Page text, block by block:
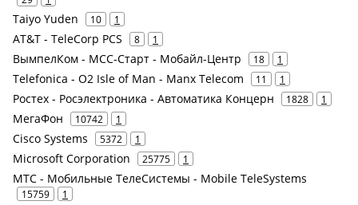
Taiyo Yuden 10 1
AT&T - TeleCorp PCS 8 1
ВымпелКом - МСС-Старт - Мобайл-Центр 18 1
Telefonica - O2 Isle of Man - Manx Telecom 11 1
Ростех - Росэлектроника - Автоматика Концерн 1828 1
МегаФон 10742 1
Cisco Systems 5372 1
Microsoft Corporation 25775 1
МТС - Мобильные ТелеСистемы - Mobile TeleSystems
15759 1